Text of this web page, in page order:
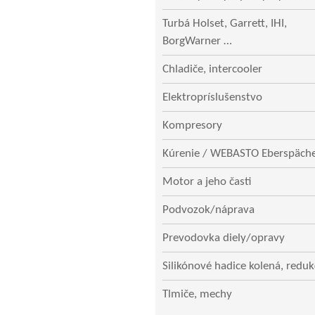
Turbá Holset, Garrett, IHI,
BorgWarner …
Chladiče, intercooler
Elektropríslušenstvo
Kompresory
Kúrenie / WEBASTO
Motor a jeho časti
Podvozok/náprava
Prevodovka diely/opravy
Silikónové hadice kolená,
Tlmiče, mechy